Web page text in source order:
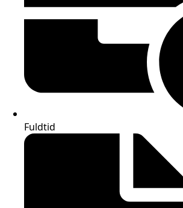
Fuldtid